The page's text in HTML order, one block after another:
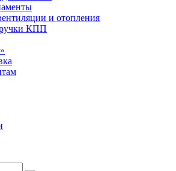
и отопления
ручки КПП